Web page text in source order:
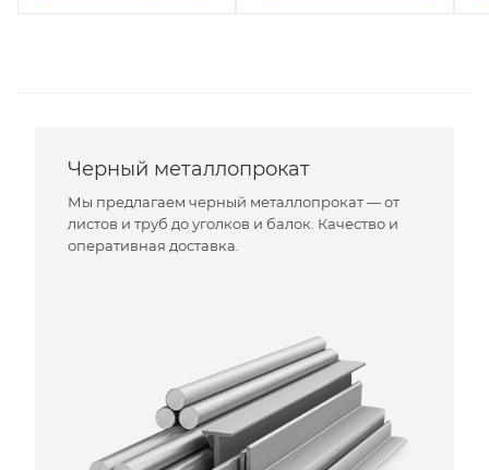
Черный металлопрокат
Мы предлагаем черный металлопрокат — от
листов и труб до уголков и балок. Качество и
оперативная доставка.